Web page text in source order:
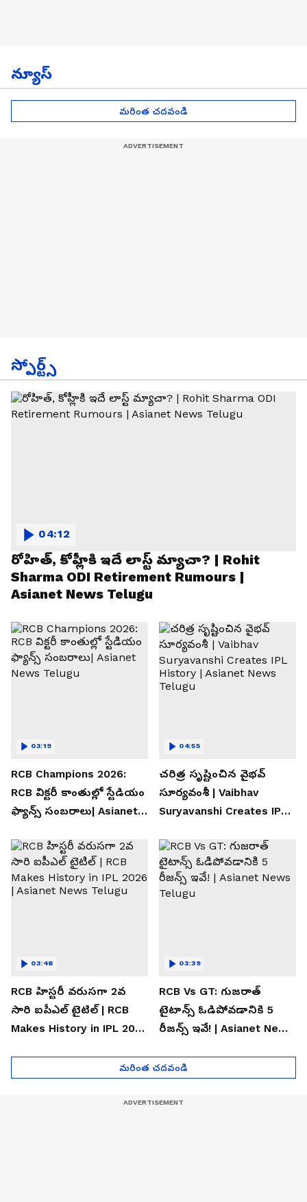
న్యూస్
మరింత చదవండి
స్పోర్ట్స్
రోహిత్, కోహ్లీకి ఇదే లాస్ట్ మ్యాచా? | Rohit
Sharma ODI Retirement Rumours |
Asianet News Telugu
04:12
RCB Champions 2026:
RCB విక్టరీ కాంతుల్లో స్టేడియం
ఫ్యాన్స్ సంబరాలు| Asianet
03:19
చరిత్ర సృష్టించిన వైభవ్
సూర్యవంశీ | Vaibhav
Suryavanshi Creates IPL
Telugu
04:55
RCB హిస్టరీ వరుసగా 2వ
సారి ఐపీఎల్ టైటిల్ | RCB
Makes History in IPL 2026
03:48
RCB Vs GT: గుజరాత్
టైటాన్స్ ఓడిపోవడానికి 5
రీజన్స్ ఇవే! | Asianet News
03:39
మరింత చదవండి